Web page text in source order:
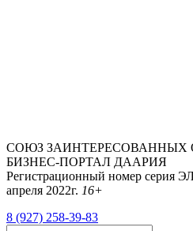
СОЮЗ ЗАИНТЕРЕСОВАННЫХ
БИЗНЕС-ПОРТАЛ ДААРИЯ
Регистрационный номер серия
апреля 2022г. 16+
8 (927) 258-39-83